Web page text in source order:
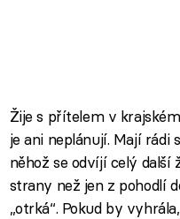
Žije s přítelem v
je ani neplánují. Mají rádi
něhož se odvíjí celý další
strany než jen z pohodlí
„otrká“. Pokud by